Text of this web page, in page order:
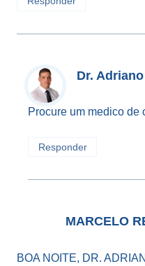
Dr.
Procure um medico de
Responder
MARCELO
BOA NOITE, DR.